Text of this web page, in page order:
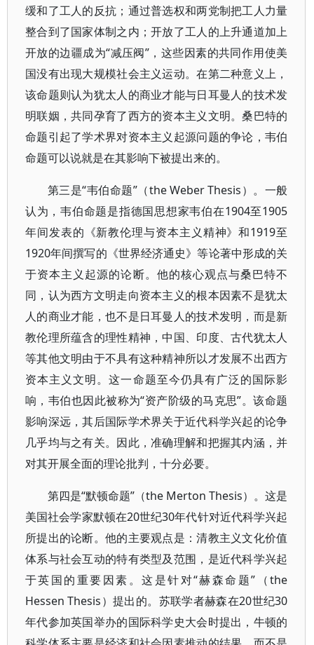
缓和了工人的反抗；通过普选权和两党制把工人力量
整合到了国家体制之内；开放了工人的上升通道加上
开放的边疆成为“减压阀”，这些因素的共同作用使美
国没有出现大规模社会主义运动。在第二种意义上，
该命题则认为犹太人的商业才能与日耳曼人的技术发
明联姻，共同孕育了西方的资本主义文明。桑巴特的
命题引起了学术界对资本主义起源问题的争论，韦伯
命题可以说就是在其影响下被提出来的。
第三是“韦伯命题”（the Weber Thesis）。一般
认为，韦伯命题是指德国思想家韦伯在1904至1905
年间发表的《新教伦理与资本主义精神》和1919至
1920年间撰写的《世界经济通史》等论著中形成的关
于资本主义起源的论断。他的核心观点与桑巴特不
同，认为西方文明走向资本主义的根本因素不是犹太
人的商业才能，也不是日耳曼人的技术发明，而是新
教伦理所蕴含的理性精神，中国、印度、古代犹太人
等其他文明由于不具有这种精神所以才发展不出西方
资本主义文明。这一命题至今仍具有广泛的国际影
响，韦伯也因此被称为“资产阶级的马克思”。该命题
影响深远，其后国际学术界关于近代科学兴起的论争
几乎均与之有关。因此，准确理解和把握其内涵，并
对其开展全面的理论批判，十分必要。
第四是“默顿命题”（the Merton Thesis）。这是
美国社会学家默顿在20世纪30年代针对近代科学兴起
所提出的论断。他的主要观点是：清教主义文化价值
体系与社会互动的特有类型及范围，是近代科学兴起
于英国的重要因素。这是针对“赫森命题”（the
Hessen Thesis）提出的。苏联学者赫森在20世纪30
年代参加英国举办的国际科学史大会时提出，牛顿的